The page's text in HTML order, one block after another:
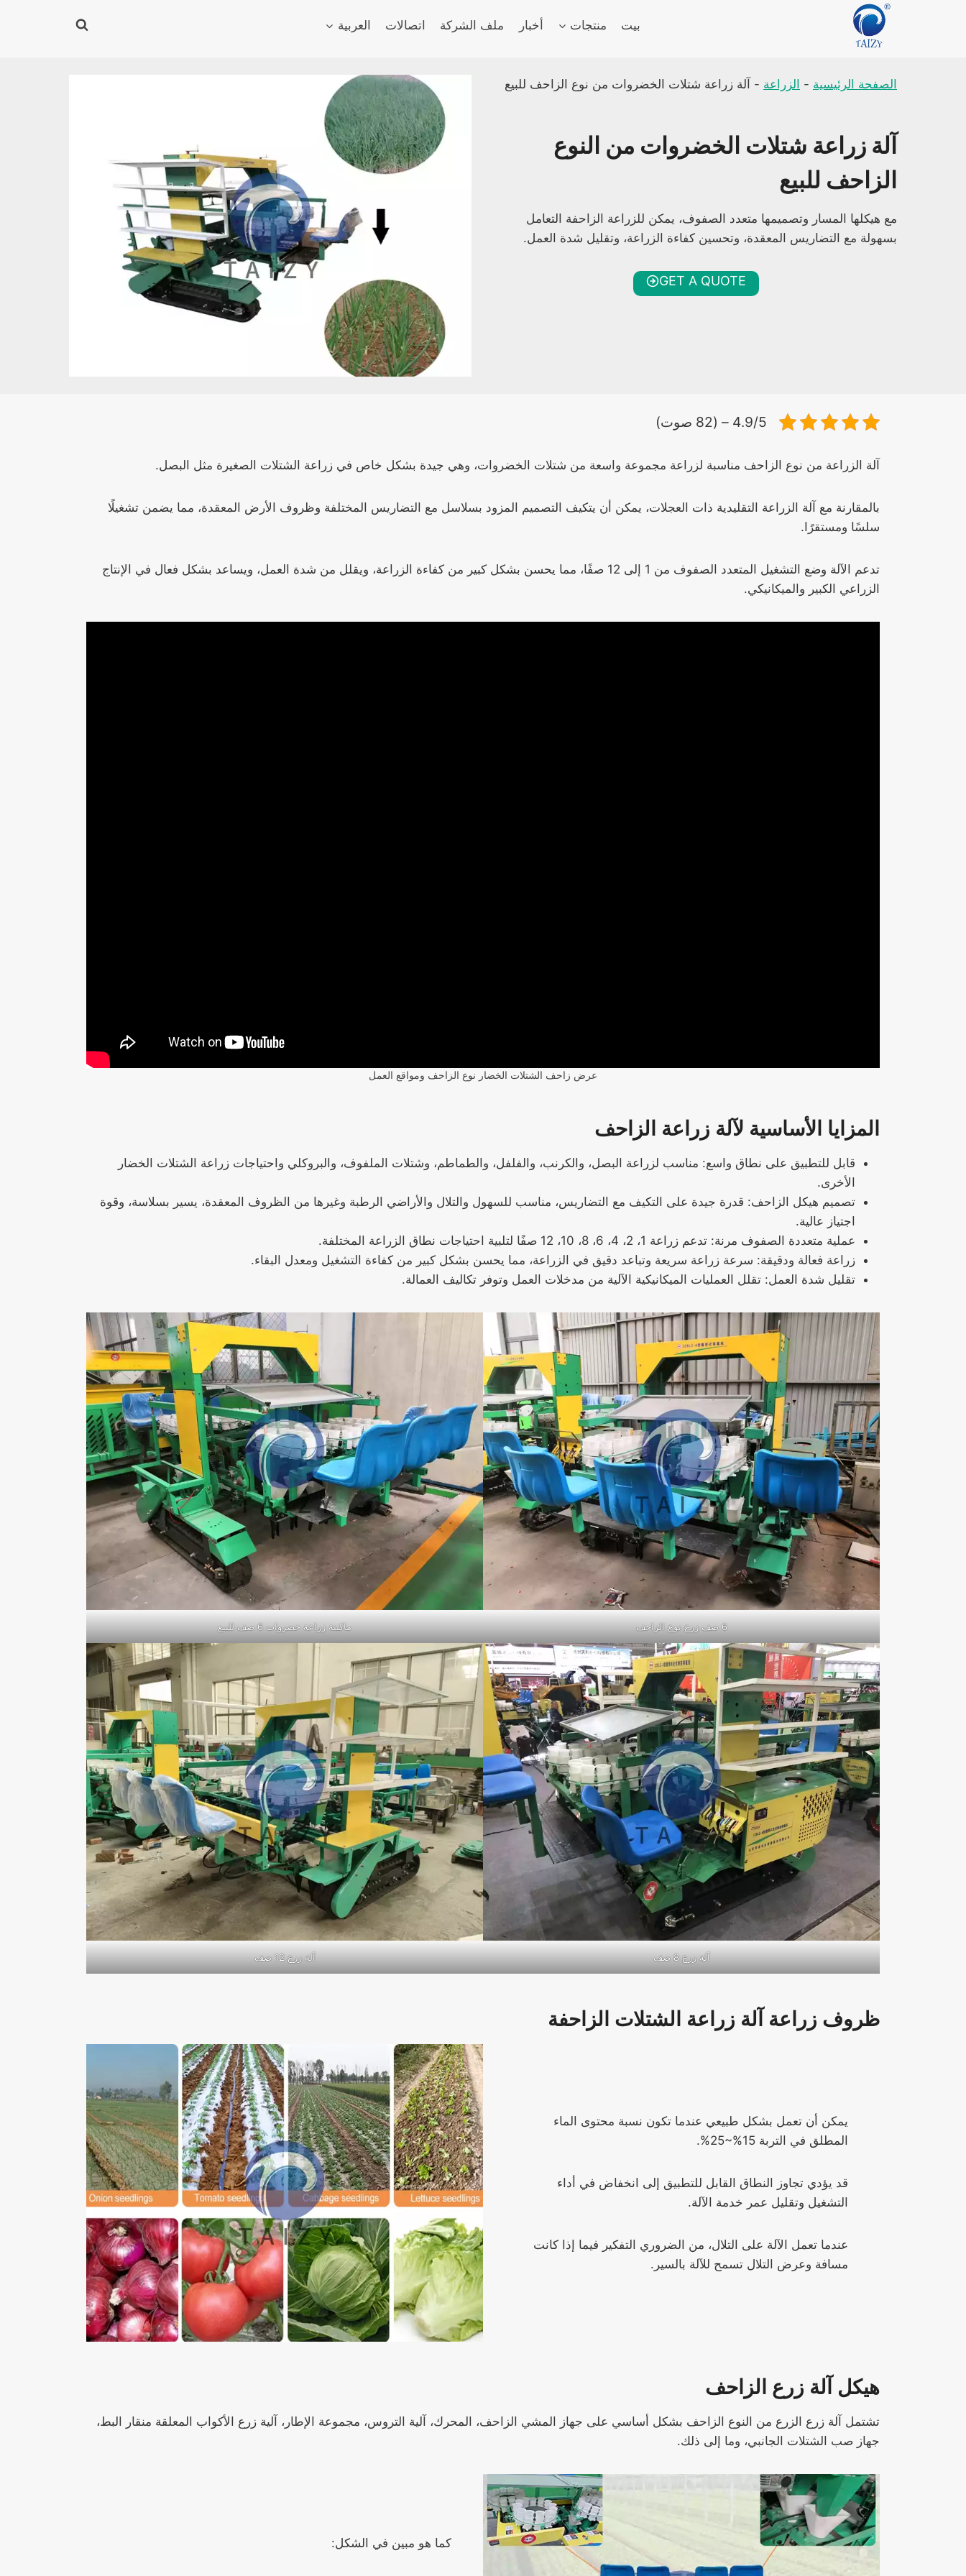
بيت منتجات أخبار ملف الشركة اتصالات العربية
الصفحة الرئيسية - الزراعة - آلة زراعة شتلات الخضروات من نوع الزاحف للبيع
آلة زراعة شتلات الخضروات من النوع
الزاحف للبيع
مع هيكلها المسار وتصميمها متعدد الصفوف، يمكن للزراعة الزاحفة التعامل
بسهولة مع التضاريس المعقدة، وتحسين كفاءة الزراعة، وتقليل شدة العمل.
GET A QUOTE
4.9/5 – (82 صوت)
آلة الزراعة من نوع الزاحف مناسبة لزراعة مجموعة واسعة من شتلات الخضروات، وهي جيدة بشكل خاص في زراعة الشتلات الصغيرة مثل البصل.
بالمقارنة مع آلة الزراعة التقليدية ذات العجلات، يمكن أن يتكيف التصميم المزود بسلاسل مع التضاريس المختلفة وظروف الأرض المعقدة، مما يضمن تشغيلًا
سلسًا ومستقرًا.
تدعم الآلة وضع التشغيل المتعدد الصفوف من 1 إلى 12 صفًا، مما يحسن بشكل كبير من كفاءة الزراعة، ويقلل من شدة العمل، ويساعد بشكل فعال في الإنتاج
الزراعي الكبير والميكانيكي.
عرض زاحف الشتلات الخضار نوع الزاحف ومواقع العمل
المزايا الأساسية لآلة زراعة الزاحف
قابل للتطبيق على نطاق واسع: مناسب لزراعة البصل، والكرنب، والفلفل، والطماطم، وشتلات الملفوف، والبروكلي واحتياجات زراعة الشتلات الخضار
الأخرى.
تصميم هيكل الزاحف: قدرة جيدة على التكيف مع التضاريس، مناسب للسهول والتلال والأراضي الرطبة وغيرها من الظروف المعقدة، يسير بسلاسة، وقوة
اجتياز عالية.
عملية متعددة الصفوف مرنة: تدعم زراعة 1، 2، 4، 6، 8، 10، 12 صفًا لتلبية احتياجات نطاق الزراعة المختلفة.
زراعة فعالة ودقيقة: سرعة زراعة سريعة وتباعد دقيق في الزراعة، مما يحسن بشكل كبير من كفاءة التشغيل ومعدل البقاء.
تقليل شدة العمل: تقلل العمليات الميكانيكية الآلية من مدخلات العمل وتوفر تكاليف العمالة.
6 صف زرع نوع الزاحف ماكينة زراعة خضروات 6 صف للبيع
آلة زرع 8 صف آلة زرع 12 صف
ظروف زراعة آلة زراعة الشتلات الزاحفة
يمكن أن تعمل بشكل طبيعي عندما تكون نسبة محتوى الماء
المطلق في التربة 15%~25%.
قد يؤدي تجاوز النطاق القابل للتطبيق إلى انخفاض في أداء
التشغيل وتقليل عمر خدمة الآلة.
عندما تعمل الآلة على التلال، من الضروري التفكير فيما إذا كانت
مسافة وعرض التلال تسمح للآلة بالسير.
هيكل آلة زرع الزاحف
تشتمل آلة زرع الزرع من النوع الزاحف بشكل أساسي على جهاز المشي الزاحف، المحرك، آلية التروس، مجموعة الإطار، آلية زرع الأكواب المعلقة منقار البط،
جهاز صب الشتلات الجانبي، وما إلى ذلك.
كما هو مبين في الشكل: